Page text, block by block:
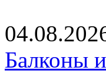
Балконы